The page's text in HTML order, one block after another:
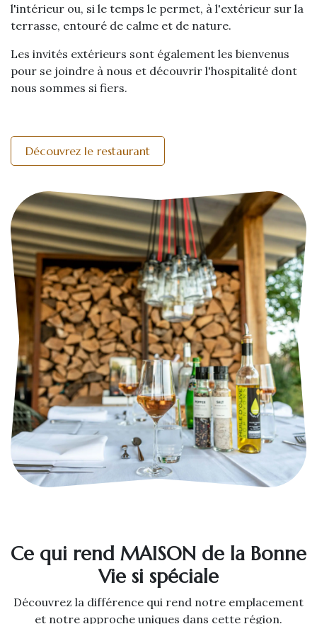
l'intérieur ou, si le temps le permet, à l'extérieur sur la
terrasse, entouré de calme et de nature.
Les invités extérieurs sont également les bienvenus
pour se joindre à nous et découvrir l'hospitalité dont
nous sommes si fiers.
Découvrez le restaurant
Ce qui rend MAISON de la Bonne
Vie si spéciale
Découvrez la différence qui rend notre emplacement
et notre approche uniques dans cette région.